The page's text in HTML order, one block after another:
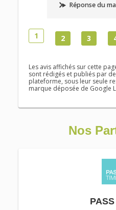
Réponse du
1 2 3
Les avis affichés sur cette
sont rédigés et publiés par
plateforme, sous leur seule
marque déposée de Google
Nos